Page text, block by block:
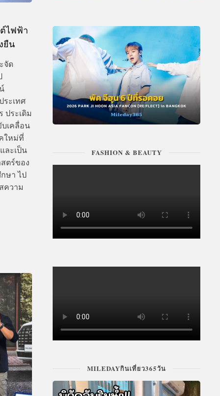
ไฟฟ้า
ยืน
จัด
ระเทศ
ประเดิม
เคลื่อน
ใหม่ที่
ละเป็น
ตร์ของ
ษา ไป
ความ
FASHION & BEAUTY
MILEDAYกินเที่ยว365วัน